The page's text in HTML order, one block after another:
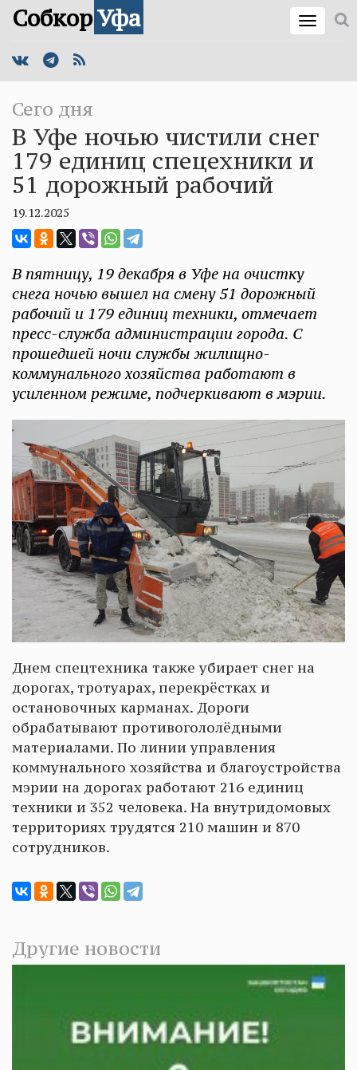
СобкорУфа
Сего дня
В Уфе ночью чистили снег
179 единиц спецехники и
51 дорожный рабочий
19.12.2025
В пятницу, 19 декабря в Уфе на очистку
снега ночью вышел на смену 51 дорожный
рабочий и 179 единиц техники, отмечает
пресс-служба администрации города. С
прошедшей ночи службы жилищно-
коммунального хозяйства работают в
усиленном режиме, подчеркивают в мэрии.
Днем спецтехника также убирает снег на
дорогах, тротуарах, перекрёстках и
остановочных карманах. Дороги
обрабатывают противогололёдными
материалами. По линии управления
коммунального хозяйства и благоустройства
мэрии на дорогах работают 216 единиц
техники и 352 человека. На внутридомовых
территориях трудятся 210 машин и 870
сотрудников.
Другие новости